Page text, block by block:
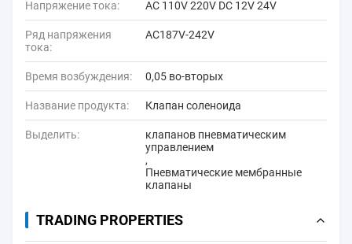
Напряжение тока: AC 110V 220V DC 12V 24V
Ряд напряжения
тока:
AC187V-242V
Время возбуждения: 0,05 во-вторых
Название продукта: Клапан соленоида
Выделить:
клапанов пневматическим
управлением
,
Пневматические мембранные
клапаны
TRADING PROPERTIES